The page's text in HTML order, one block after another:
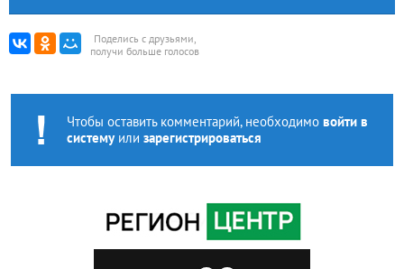
Поделись с друзьями,
получи больше голосов
Чтобы оставить комментарий, необходимо войти в
системуили зарегистрироваться